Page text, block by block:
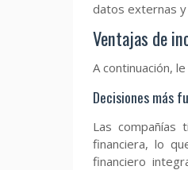
datos externas
Ventajas de
A continuación,
Decisiones más
Las compañías
financiera, lo
financiero